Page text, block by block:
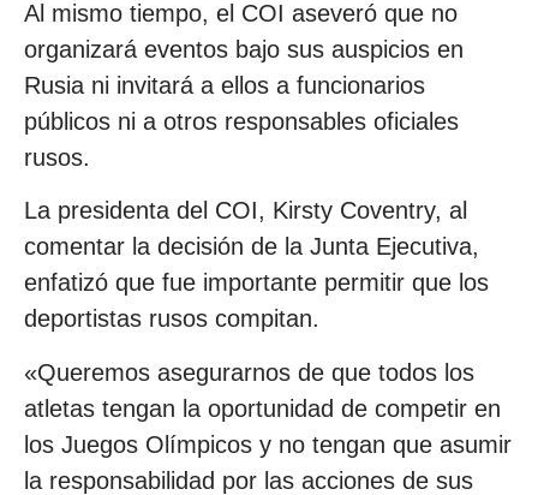
Al mismo tiempo, el COI aseveró que no
organizará eventos bajo sus auspicios en
Rusia ni invitará a ellos a funcionarios
públicos ni a otros responsables oficiales
rusos.
La presidenta del COI, Kirsty Coventry, al
comentar la decisión de la Junta Ejecutiva,
enfatizó que fue importante permitir que los
deportistas rusos compitan.
«Queremos asegurarnos de que todos los
atletas tengan la oportunidad de competir en
los Juegos Olímpicos y no tengan que asumir
la responsabilidad por las acciones de sus